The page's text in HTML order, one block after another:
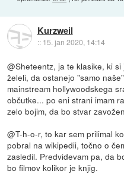
Kurzweil
:: 15. jan 2020, 14:14
@Sheteentz, ja te klasike, ki
želeli, da ostanejo "samo
mainstream hollywoodskega
občutke... po eni strani imam
zelo bojim, da bo stvar
@T-h-o-r, to kar sem prilimal
pobral na wikipedii, točno o
zasledil. Predvidevam pa, da
bo filmov kolikor je knjig.